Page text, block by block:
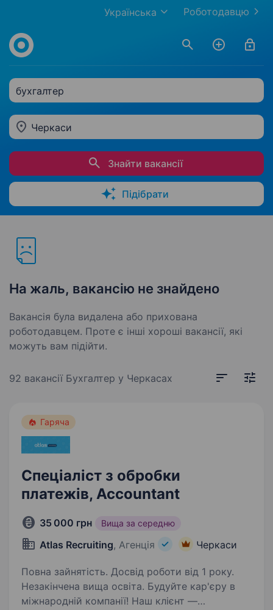
Роботодавцю
Українська
бухгалтер
Черкаси
Знайти вакансії
Підібрати
На жаль, вакансію не знайдено
Вакансія була видалена або прихована
роботодавцем. Проте є інші хороші вакансії, які
можуть вам підійти.
92 вакансії Бухгалтер у Черкасах
Гаряча
Спеціаліст з обробки
платежів, Accountant
35 000 грн Вища за середню
Atlas Recruiting, Агенція Черкаси
Повна зайнятість. Досвід роботи від 1 року.
Незакінчена вища освіта. Будуйте кар'єру в
міжнародній компанії! Наш клієнт —